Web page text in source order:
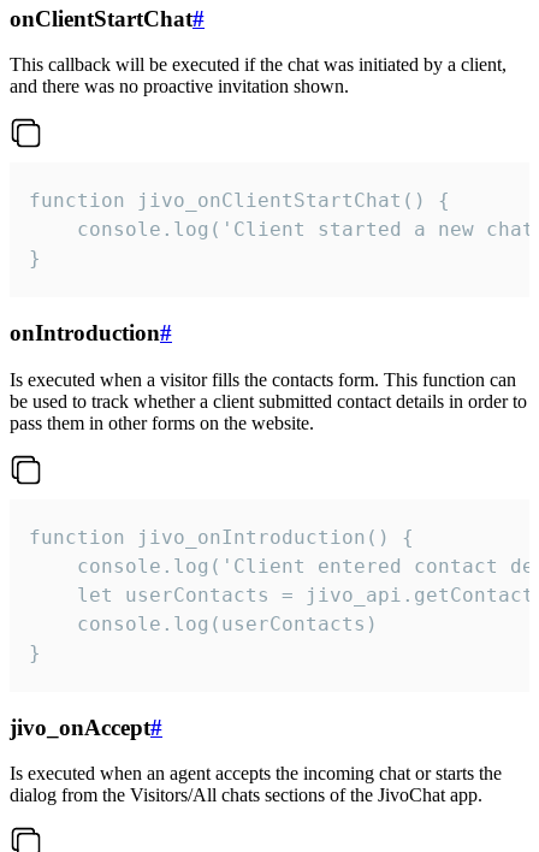
onClientStartChat#
This callback will be executed if the chat was initiated by a client,
and there was no proactive invitation shown.
function jivo_onClientStartChat() {
console.log('Client started a new
}
onIntroduction#
Is executed when a visitor fills the contacts form. This function can
be used to track whether a client submitted contact details in order to
pass them in other forms on the website.
function jivo_onIntroduction() {
console.log('Client entered contact
let userContacts =
    console.log(userContacts)
}
jivo_onAccept#
Is executed when an agent accepts the incoming chat or starts the
dialog from the Visitors/All chats sections of the JivoChat app.